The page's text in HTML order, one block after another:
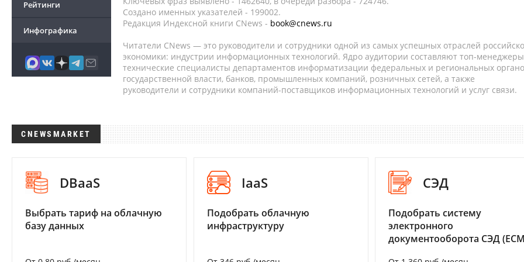
Рейтинги
Инфографика
Создано именных указателей - 199002.
Редакция Индексной книги CNews - book@cnews.ru
Читатели CNews — это руководители и сотрудники одной из самых успешных отраслей
экономики: индустрии информационных технологий. Ядро аудитории составляют топ-
технические специалисты департаментов информатизации федеральных и региональных
государственной власти, банков, промышленных компаний, розничных сетей, а также
руководители и сотрудники компаний-поставщиков информационных технологий и услуг связи.
CNEWSMARKET
DBaaS
Выбрать тариф на облачную
базу данных
IaaS
Подобрать облачную
инфраструктуру
СЭД
Подобрать систему
электронного
документооборота СЭД